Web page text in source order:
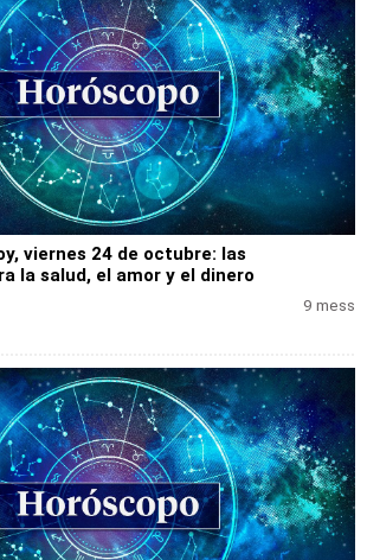
viernes 24 de octubre: las
la salud, el amor y el dinero
9 mess